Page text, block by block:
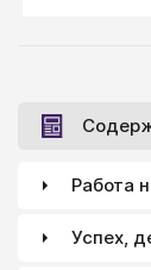
Работа
Успех,